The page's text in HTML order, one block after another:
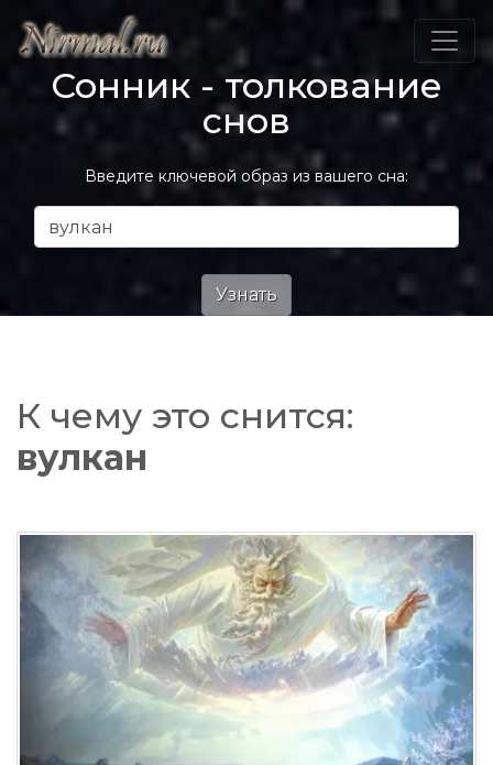
Сонник - толкование
снов
Введите ключевой образ из вашего сна:
К чему это снится:
вулкан